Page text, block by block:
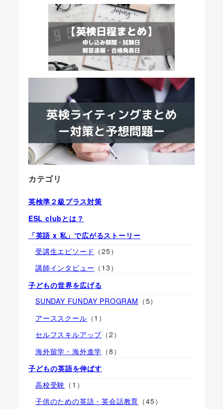
カテゴリ
英検準２級プラス対策
ESL clubとは？
「英語 x 私」で広がるストーリー
受講生エピソード （25）
講師インタビュー （13）
子どもの世界を広げる
SUNDAY FUNDAY PROGRAM （5）
アーススクール （1）
セルフスキルアップ （2）
海外留学・海外進学 （8）
子どもの英語を伸ばす
高校受験 （1）
子供のための英語・英会話教育 （45）